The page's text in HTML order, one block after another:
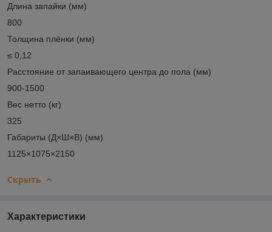
Длина запайки (мм)
800
Толщина плёнки (мм)
≤ 0,12
Расстояние от запаивающего центра до пола (мм)
900-1500
Вес нетто (кг)
325
Габариты (Д×Ш×В) (мм)
1125×1075×2150
Скрыть
Характеристики